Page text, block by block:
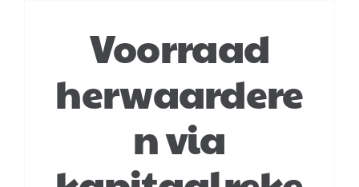
Voorraad
herwaardere
n via